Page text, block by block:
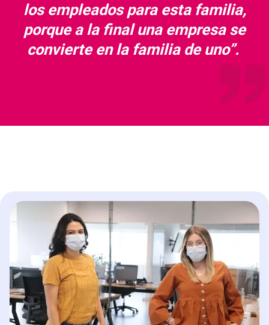
los empleados para esta familia,
porque a la final una empresa se
convierte en la familia de uno”.